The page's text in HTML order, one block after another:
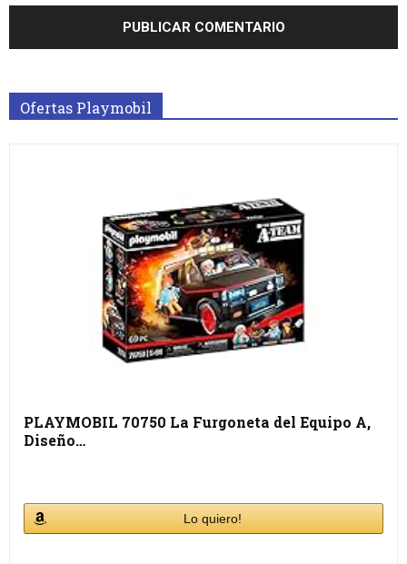
Ofertas Playmobil
PLAYMOBIL 70750 La Furgoneta del Equipo A,
Diseño…
Lo quiero!